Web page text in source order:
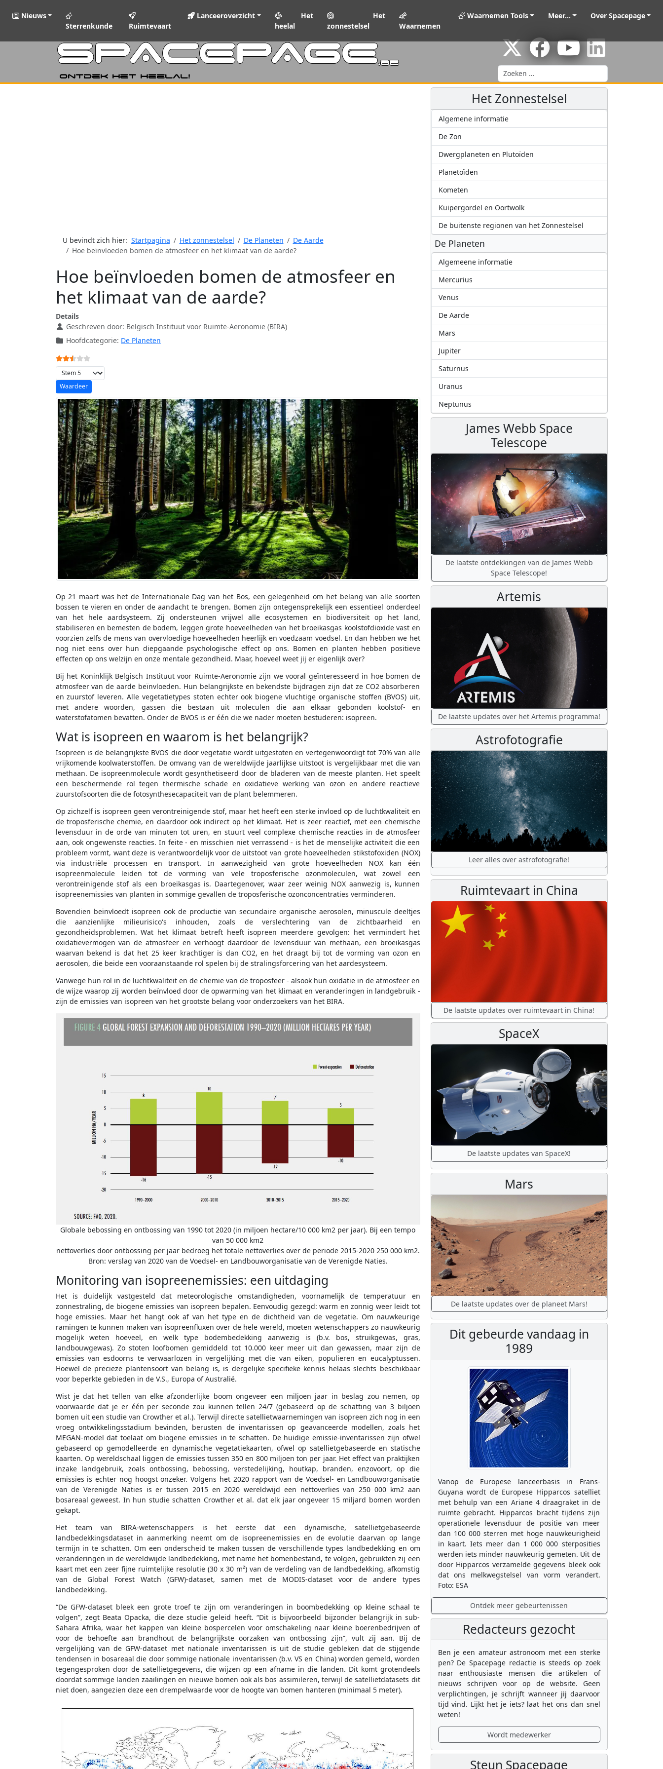
Nieuws
Sterrenkunde
Ruimtevaart
Lanceeroverzicht
Het
heelal
Het
zonnestelsel
Waarnemen
Waarnemen Tools Meer... Over Spacepage
SPACEPAGE.be
Ontdek het heelal!
Zoeken
U bevindt zich hier: Startpagina Het zonnestelsel De Planeten
De Aarde
Hoe beïnvloeden bomen de atmosfeer en het klimaat van de aarde?
Hoe beïnvloeden bomen de atmosfeer en
het klimaat van de aarde?
Details
Geschreven door: Belgisch Instituut voor Ruimte-Aeronomie (BIRA)
Hoofdcategorie: De Planeten
Gebruikerswaardering:
Voeg waardering toe
Op 21 maart was het de Internationale Dag van het Bos, een gelegenheid om het belang van alle soorten
bossen te vieren en onder de aandacht te brengen. Bomen zijn ontegensprekelijk een essentieel onderdeel
van het hele aardsysteem. Zij ondersteunen vrijwel alle ecosystemen en biodiversiteit op het land,
stabiliseren en bemesten de bodem, leggen grote hoeveelheden van het broeikasgas koolstofdioxide vast en
voorzien zelfs de mens van overvloedige hoeveelheden heerlijk en voedzaam voedsel. En dan hebben we het
nog niet eens over hun diepgaande psychologische effect op ons. Bomen en planten hebben positieve
effecten op ons welzijn en onze mentale gezondheid. Maar, hoeveel weet jij er eigenlijk over?
Bij het Koninklijk Belgisch Instituut voor Ruimte-Aeronomie zijn we vooral geïnteresseerd in hoe bomen de
atmosfeer van de aarde beïnvloeden. Hun belangrijkste en bekendste bijdragen zijn dat ze CO2 absorberen
en zuurstof leveren. Alle vegetatietypes stoten echter ook biogene vluchtige organische stoffen (BVOS) uit,
met andere woorden, gassen die bestaan uit moleculen die aan elkaar gebonden koolstof- en
waterstofatomen bevatten. Onder de BVOS is er één die we nader moeten bestuderen: isopreen.
Wat is isopreen en waarom is het belangrijk?
Isopreen is de belangrijkste BVOS die door vegetatie wordt uitgestoten en vertegenwoordigt tot 70% van alle
vrijkomende koolwaterstoffen. De omvang van de wereldwijde jaarlijkse uitstoot is vergelijkbaar met die van
methaan. De isopreenmolecule wordt gesynthetiseerd door de bladeren van de meeste planten. Het speelt
een beschermende rol tegen thermische schade en oxidatieve werking van ozon en andere reactieve
zuurstofsoorten die de fotosynthesecapaciteit van de plant belemmeren.
Op zichzelf is isopreen geen verontreinigende stof, maar het heeft een sterke invloed op de luchtkwaliteit en
de troposferische chemie, en daardoor ook indirect op het klimaat. Het is zeer reactief, met een chemische
levensduur in de orde van minuten tot uren, en stuurt veel complexe chemische reacties in de atmosfeer
aan, ook ongewenste reacties. In feite - en misschien niet verrassend - is het de menselijke activiteit die een
probleem vormt, want deze is verantwoordelijk voor de uitstoot van grote hoeveelheden stikstofoxiden (NOX)
via industriële processen en transport. In aanwezigheid van grote hoeveelheden NOX kan één
isopreenmolecule leiden tot de vorming van vele troposferische ozonmoleculen, wat zowel een
verontreinigende stof als een broeikasgas is. Daartegenover, waar zeer weinig NOX aanwezig is, kunnen
isopreenemissies van planten in sommige gevallen de troposferische ozonconcentraties verminderen.
Bovendien beïnvloedt isopreen ook de productie van secundaire organische aerosolen, minuscule deeltjes
die aanzienlijke milieurisico's inhouden, zoals de verslechtering van de zichtbaarheid en
gezondheidsproblemen. Wat het klimaat betreft heeft isopreen meerdere gevolgen: het vermindert het
oxidatievermogen van de atmosfeer en verhoogt daardoor de levensduur van methaan, een broeikasgas
waarvan bekend is dat het 25 keer krachtiger is dan CO2, en het draagt bij tot de vorming van ozon en
aerosolen, die beide een vooraanstaande rol spelen bij de stralingsforcering van het aardesysteem.
Vanwege hun rol in de luchtkwaliteit en de chemie van de troposfeer - alsook hun oxidatie in de atmosfeer en
de wijze waarop zij worden beïnvloed door de opwarming van het klimaat en veranderingen in landgebruik -
zijn de emissies van isopreen van het grootste belang voor onderzoekers van het BIRA.
Globale bebossing en ontbossing van 1990 tot 2020 (in miljoen hectare/10 000 km2 per jaar). Bij een tempo
van 50 000 km2
nettoverlies door ontbossing per jaar bedroeg het totale nettoverlies over de periode 2015-2020 250 000 km2.
Bron: verslag van 2020 van de Voedsel- en Landbouworganisatie van de Verenigde Naties.
Monitoring van isopreenemissies: een uitdaging
Het is duidelijk vastgesteld dat meteorologische omstandigheden, voornamelijk de temperatuur en
zonnestraling, de biogene emissies van isopreen bepalen. Eenvoudig gezegd: warm en zonnig weer leidt tot
hoge emissies. Maar het hangt ook af van het type en de dichtheid van de vegetatie. Om nauwkeurige
ramingen te kunnen maken van isopreenfluxen over de hele wereld, moeten wetenschappers zo nauwkeurig
mogelijk weten hoeveel, en welk type bodembedekking aanwezig is (b.v. bos, struikgewas, gras,
landbouwgewas). Zo stoten loofbomen gemiddeld tot 10.000 keer meer uit dan gewassen, maar zijn de
emissies van esdoorns te verwaarlozen in vergelijking met die van eiken, populieren en eucalyptussen.
Hoewel de precieze plantensoort van belang is, is dergelijke specifieke kennis helaas slechts beschikbaar
voor beperkte gebieden in de V.S., Europa of Australië.
Wist je dat het tellen van elke afzonderlijke boom ongeveer een miljoen jaar in beslag zou nemen, op
voorwaarde dat je er één per seconde zou kunnen tellen 24/7 (gebaseerd op de schatting van 3 biljoen
bomen uit een studie van Crowther et al.). Terwijl directe satellietwaarnemingen van isopreen zich nog in een
vroeg ontwikkelingsstadium bevinden, berusten de inventarissen op geavanceerde modellen, zoals het
MEGAN-model dat toelaat om biogene emissies in te schatten. De huidige emissie-inventarissen zijn ofwel
gebaseerd op gemodelleerde en dynamische vegetatiekaarten, ofwel op satellietgebaseerde en statische
kaarten. Op wereldschaal liggen de emissies tussen 350 en 800 miljoen ton per jaar. Het effect van praktijken
inzake landgebruik, zoals ontbossing, bebossing, verstedelijking, houtkap, branden, enzovoort, op die
emissies is echter nog hoogst onzeker. Volgens het 2020 rapport van de Voedsel- en Landbouworganisatie
van de Verenigde Naties is er tussen 2015 en 2020 wereldwijd een nettoverlies van 250 000 km2 aan
bosareaal geweest. In hun studie schatten Crowther et al. dat elk jaar ongeveer 15 miljard bomen worden
gekapt.
Het team van BIRA-wetenschappers is het eerste dat een dynamische, satellietgebaseerde
landbedekkingsdataset in aanmerking neemt om de isopreenemissies en de evolutie daarvan op lange
termijn in te schatten. Om een onderscheid te maken tussen de verschillende types landbedekking en om
veranderingen in de wereldwijde landbedekking, met name het bomenbestand, te volgen, gebruikten zij een
kaart met een zeer fijne ruimtelijke resolutie (30 x 30 m²) van de verdeling van de landbedekking, afkomstig
van de Global Forest Watch (GFW)-dataset, samen met de MODIS-dataset voor de andere types
landbedekking.
“De GFW-dataset bleek een grote troef te zijn om veranderingen in boombedekking op kleine schaal te
volgen”, zegt Beata Opacka, die deze studie geleid heeft. “Dit is bijvoorbeeld bijzonder belangrijk in sub-
Sahara Afrika, waar het kappen van kleine bospercelen voor omschakeling naar kleine boerenbedrijven of
voor de behoefte aan brandhout de belangrijkste oorzaken van ontbossing zijn”, vult zij aan. Bij de
vergelijking van de GFW-dataset met nationale inventarissen is uit de studie gebleken dat de stijgende
tendensen in bosareaal die door sommige nationale inventarissen (b.v. VS en China) worden gemeld, worden
tegengesproken door de satellietgegevens, die wijzen op een afname in die landen. Dit komt grotendeels
doordat sommige landen zaailingen en nieuwe bomen ook als bos assimileren, terwijl de satellietdatasets dit
niet doen, aangezien deze een drempelwaarde voor de hoogte van bomen hanteren (minimaal 5 meter).
Het Zonnestelsel
Algemene informatie
De Zon
Dwergplaneten en Plutoïden
Planetoïden
Kometen
Kuipergordel en Oortwolk
De buitenste regionen van het Zonnestelsel
De Planeten
Algemeene informatie
Mercurius
Venus
De Aarde
Mars
Jupiter
Saturnus
Uranus
Neptunus
James Webb Space
Telescope
De laatste ontdekkingen van de James Webb
Space Telescope!
Artemis
De laatste updates over het Artemis programma!
Astrofotografie
Leer alles over astrofotografie!
Ruimtevaart in China
De laatste updates over ruimtevaart in China!
SpaceX
De laatste updates van SpaceX!
Mars
De laatste updates over de planeet Mars!
Dit gebeurde vandaag in
1989
Vanop de Europese lanceerbasis in Frans-
Guyana wordt de Europese Hipparcos satelliet
met behulp van een Ariane 4 draagraket in de
ruimte gebracht. Hipparcos bracht tijdens zijn
operationele levensduur de positie van meer
dan 100 000 sterren met hoge nauwkeurigheid
in kaart. Iets meer dan 1 000 000 sterposities
werden iets minder nauwkeurig gemeten. Uit de
door Hipparcos verzamelde gegevens bleek ook
dat ons melkwegstelsel van vorm verandert.
Foto: ESA
Ontdek meer gebeurtenissen
Redacteurs gezocht
Ben je een amateur astronoom met een sterke
pen? De Spacepage redactie is steeds op zoek
naar enthousiaste mensen die artikelen of
nieuws schrijven voor op de website. Geen
verplichtingen, je schrijft wanneer jij daarvoor
tijd vind. Lijkt het je iets? laat het ons dan snel
weten!
Wordt medewerker
Steun Spacepage